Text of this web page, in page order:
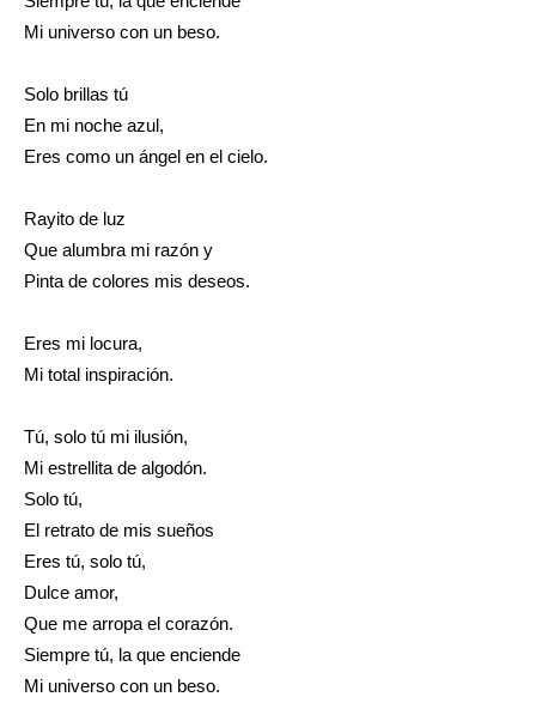
Mi universo con un beso.
Solo brillas tú
En mi noche azul,
Eres como un ángel en el cielo.
Rayito de luz
Que alumbra mi razón y
Pinta de colores mis deseos.
Eres mi locura,
Mi total inspiración.
Tú, solo tú mi ilusión,
Mi estrellita de algodón.
Solo tú,
El retrato de mis sueños
Eres tú, solo tú,
Dulce amor,
Que me arropa el corazón.
Siempre tú, la que enciende
Mi universo con un beso.